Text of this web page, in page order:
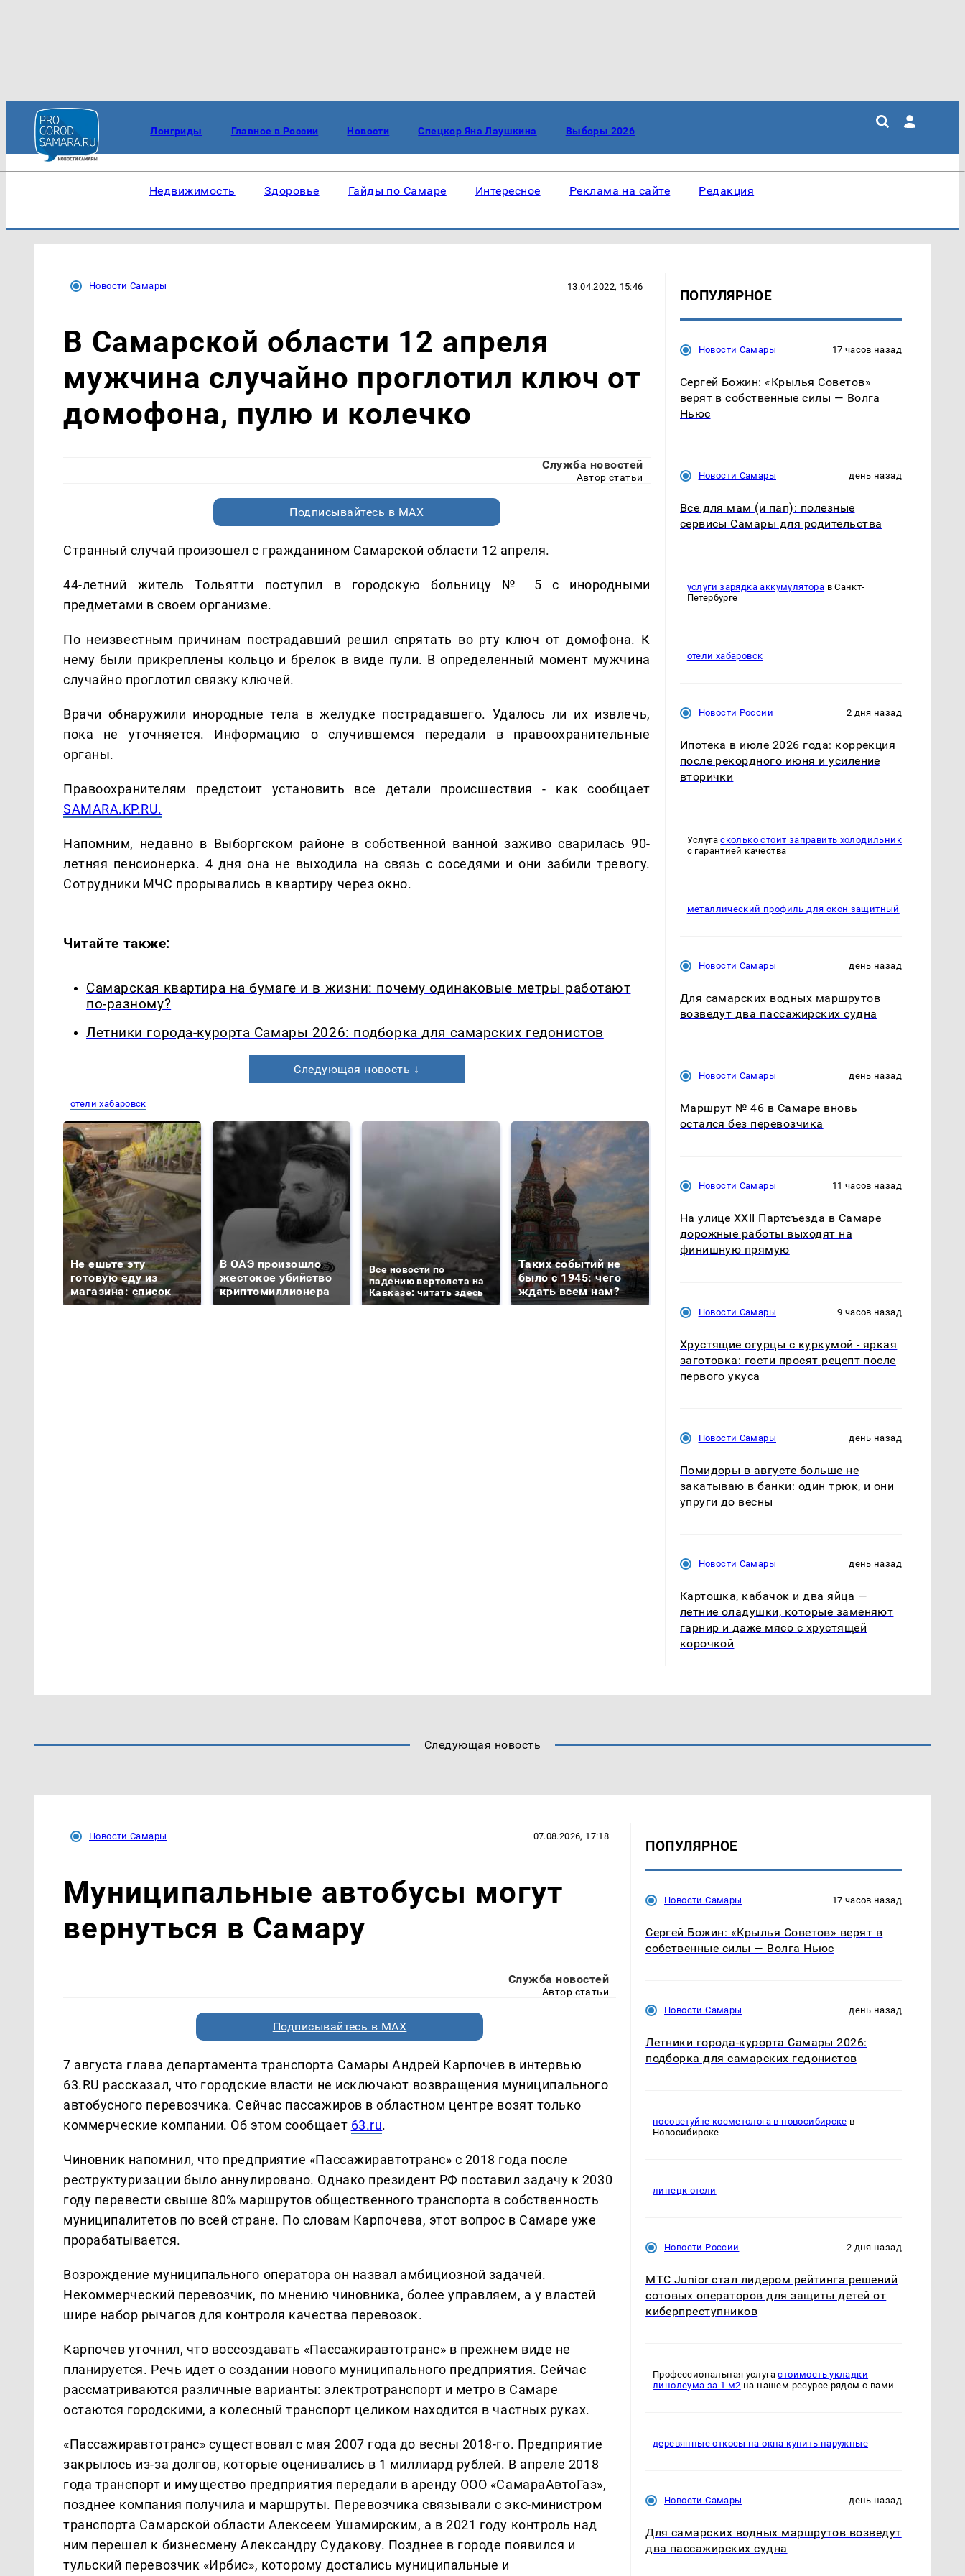
Лонгриды Главное в России Новости Спецкор Яна Лаушкина Выборы 2026
Недвижимость Здоровье Гайды по Самаре Интересное Реклама на сайте Редакция
Новости Самары 13.04.2022, 15:46
В Самарской области 12 апреля
мужчина случайно проглотил ключ от
домофона, пулю и колечко
Служба новостей
Автор статьи
Подписывайтесь в MAX
Странный случай произошел с гражданином Самарской области 12 апреля.
44-летний житель Тольятти поступил в городскую больницу № 5 с инородными
предметами в своем организме.
По неизвестным причинам пострадавший решил спрятать во рту ключ от домофона. К
нему были прикреплены кольцо и брелок в виде пули. В определенный момент мужчина
случайно проглотил связку ключей.
Врачи обнаружили инородные тела в желудке пострадавшего. Удалось ли их извлечь,
пока не уточняется. Информацию о случившемся передали в правоохранительные
органы.
Правоохранителям предстоит установить все детали происшествия - как сообщает
SAMARA.KP.RU.
Напомним, недавно в Выборгском районе в собственной ванной заживо сварилась 90-
летняя пенсионерка. 4 дня она не выходила на связь с соседями и они забили тревогу.
Сотрудники МЧС прорывались в квартиру через окно.
Читайте также:
Самарская квартира на бумаге и в жизни: почему одинаковые метры работают
по-разному?
Летники города-курорта Самары 2026: подборка для самарских гедонистов
Следующая новость ↓
отели хабаровск
Не ешьте эту
готовую еду из
магазина: список
В ОАЭ произошло
жестокое убийство
криптомиллионера
Все новости по
падению вертолета на
Кавказе: читать здесь
Таких событий не
было с 1945: чего
ждать всем нам?
ПОПУЛЯРНОЕ
Новости Самары 17 часов назад
Сергей Божин: «Крылья Советов»
верят в собственные силы — Волга
Ньюс
Новости Самары день назад
Все для мам (и пап): полезные
сервисы Самары для родительства
услуги зарядка аккумулятора в Санкт-
Петербурге
отели хабаровск
Новости России 2 дня назад
Ипотека в июле 2026 года: коррекция
после рекордного июня и усиление
вторички
Услугасколько стоит заправить холодильник
с гарантией качества
металлический профиль для окон защитный
Новости Самары день назад
Для самарских водных маршрутов
возведут два пассажирских судна
Новости Самары день назад
Маршрут № 46 в Самаре вновь
остался без перевозчика
Новости Самары 11 часов назад
На улице XXII Партсъезда в Самаре
дорожные работы выходят на
финишную прямую
Новости Самары 9 часов назад
Хрустящие огурцы с куркумой - яркая
заготовка: гости просят рецепт после
первого укуса
Новости Самары день назад
Помидоры в августе больше не
закатываю в банки: один трюк, и они
упруги до весны
Новости Самары день назад
Картошка, кабачок и два яйца —
летние оладушки, которые заменяют
гарнир и даже мясо с хрустящей
корочкой
Следующая новость
Новости Самары 07.08.2026, 17:18
Муниципальные автобусы могут
вернуться в Самару
Служба новостей
Автор статьи
Подписывайтесь в MAX
7 августа глава департамента транспорта Самары Андрей Карпочев в интервью
63.RU рассказал, что городские власти не исключают возвращения муниципального
автобусного перевозчика. Сейчас пассажиров в областном центре возят только
коммерческие компании. Об этом сообщает 63.ru.
Чиновник напомнил, что предприятие «Пассажиравтотранс» с 2018 года после
реструктуризации было аннулировано. Однако президент РФ поставил задачу к 2030
году перевести свыше 80% маршрутов общественного транспорта в собственность
муниципалитетов по всей стране. По словам Карпочева, этот вопрос в Самаре уже
прорабатывается.
Возрождение муниципального оператора он назвал амбициозной задачей.
Некоммерческий перевозчик, по мнению чиновника, более управляем, а у властей
шире набор рычагов для контроля качества перевозок.
Карпочев уточнил, что воссоздавать «Пассажиравтотранс» в прежнем виде не
планируется. Речь идет о создании нового муниципального предприятия. Сейчас
рассматриваются различные варианты: электротранспорт и метро в Самаре
остаются городскими, а колесный транспорт целиком находится в частных руках.
«Пассажиравтотранс» существовал с мая 2007 года до весны 2018-го. Предприятие
закрылось из-за долгов, которые оценивались в 1 миллиард рублей. В апреле 2018
года транспорт и имущество предприятия передали в аренду ООО «СамараАвтоГаз»,
позднее компания получила и маршруты. Перевозчика связывали с экс-министром
транспорта Самарской области Алексеем Ушамирским, а в 2021 году контроль над
ним перешел к бизнесмену Александру Судакову. Позднее в городе появился и
тульский перевозчик «Ирбис», которому достались муниципальные и
ПОПУЛЯРНОЕ
Новости Самары 17 часов назад
Сергей Божин: «Крылья Советов» верят в
собственные силы — Волга Ньюс
Новости Самары день назад
Летники города-курорта Самары 2026:
подборка для самарских гедонистов
посоветуйте косметолога в новосибирске в
Новосибирске
липецк отели
Новости России 2 дня назад
МТС Junior стал лидером рейтинга решений
сотовых операторов для защиты детей от
киберпреступников
Профессиональная услугастоимость укладки
линолеума за 1 м2 на нашем ресурсе рядом с вами
деревянные откосы на окна купить наружные
Новости Самары день назад
Для самарских водных маршрутов возведут
два пассажирских судна